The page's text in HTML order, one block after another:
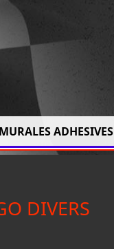
ADHESIVES
DIVERS